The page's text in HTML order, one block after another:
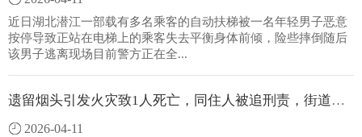
近日湖北潜江一部载有多名乘客的自动扶梯被一名年轻男子恶意
按停导致正站在电梯上的乘客失去平衡身体前倾，险些摔倒随后
该男子逃离现场目前警方正在全...
遗留烟头引发火灾致1人死亡，同住人被追刑责，街道、社区隐患排查存在盲区被问责
2026-04-11